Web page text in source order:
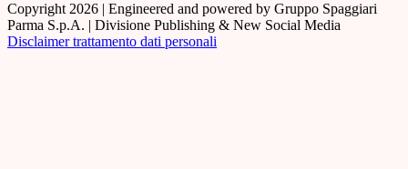
Copyright 2026 | Engineered and powered by Gruppo Spaggiari
Parma S.p.A. | Divisione Publishing & New Social Media
Disclaimer trattamento dati personali